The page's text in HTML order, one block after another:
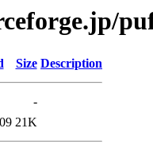
Size Description
-
21K